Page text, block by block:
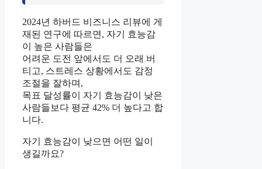
2024년 하버드 비즈니스 리뷰에 게
재된 연구에 따르면, 자기 효능감
이 높은 사람들은
어려운 도전 앞에서도 더 오래 버
티고, 스트레스 상황에서도 감정
조절을 잘하며,
목표 달성률이 자기 효능감이 낮은
사람들보다 평균 42% 더 높다고 합
니다.
자기 효능감이 낮으면 어떤 일이
생길까요?